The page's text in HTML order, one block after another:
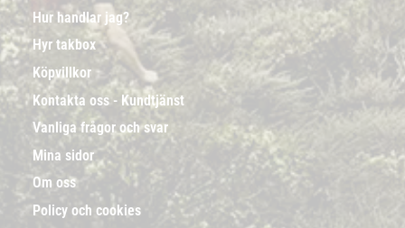
Hur handlar jag?
Hyr takbox
Köpvillkor
Kontakta oss - Kundtjänst
Vanliga frågor och svar
Mina sidor
Om oss
Policy och cookies